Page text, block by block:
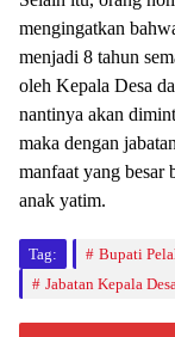
mengingatkan
menjadi 8 tahun
oleh Kepala Desa
nantinya akan
maka dengan
manfaat yang besar
anak yatim.
Tag: Bupati
Jabatan Kepala